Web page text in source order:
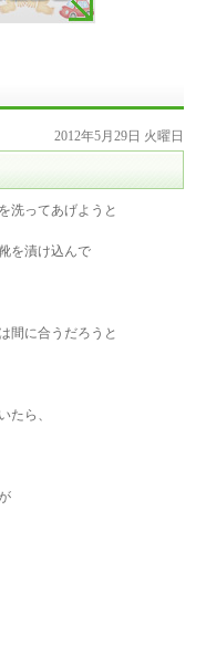
2012年5月29日 火曜日
洗ってあげようと
を漬け込んで
間に合うだろうと
たら、